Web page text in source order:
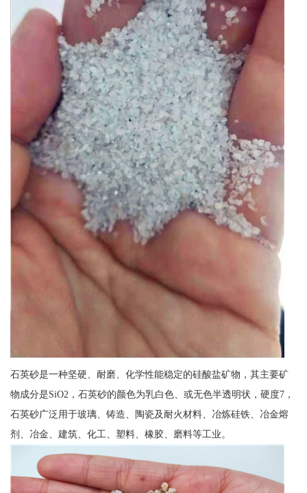
石英砂是一种坚硬、耐磨、化学性能稳定的硅酸盐矿物，其主要矿
物成分是SiO2，石英砂的颜色为乳白色、或无色半透明状，硬度7，
石英砂广泛用于玻璃、铸造、陶瓷及耐火材料、冶炼硅铁、冶金熔
剂、冶金、建筑、化工、塑料、橡胶、磨料等工业。